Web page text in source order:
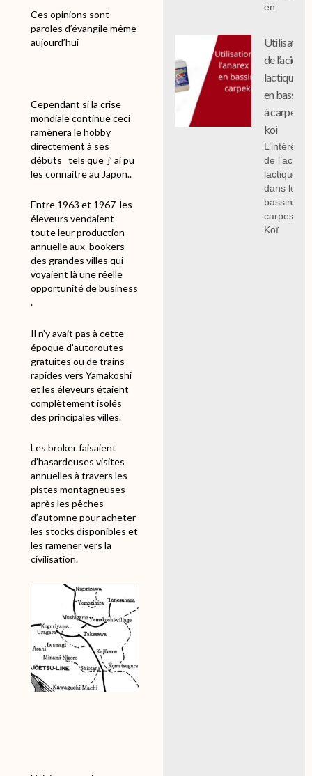
Ces opinions sont
paroles d’évangile même
aujourd’hui
Cependant si la crise
mondiale continue ceci
ramènera le hobby
directement à ses
débuts tels que j’ ai pu
les connaitre au Japon..
Entre 1963 et 1967 les
éleveurs vendaient
toute leur production
annuelle aux bookers
des grandes villes qui
voyaient là une réelle
opportunité de business
.
Il n’y avait pas à cette
époque d’autoroutes
gratuites ou de trains
rapides vers Yamakoshi
et les éleveurs étaient
complètement isolés
des principales villes.
Les broker faisaient
d’hasardeuses visites
annuelles à travers les
pistes montagneuses
après les pêches
d’automne pour acheter
les stocks disponibles et
les ramener vers la
civilisation.
en
Utilisation
de l’acide
lactique
en bassin
à carpe
koi
L’intérêt
de l’acide
lactique
dans les
bassins à
carpes
Koï